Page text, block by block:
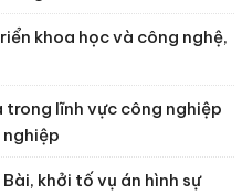
khoa học và công nghệ,
trong lĩnh vực công nghiệp
khởi tố vụ án hình sự